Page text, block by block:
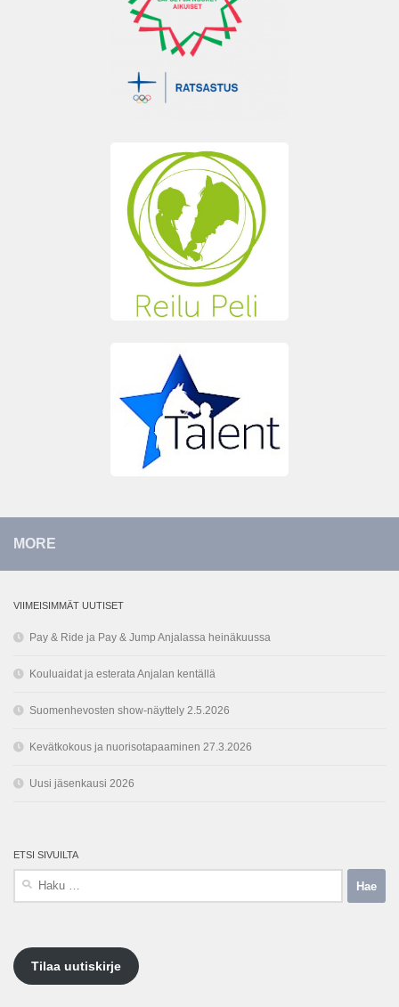
MORE
VIIMEISIMMÄT UUTISET
Pay & Ride ja Pay & Jump Anjalassa heinäkuussa
Kouluaidat ja esterata Anjalan kentällä
Suomenhevosten show-näyttely 2.5.2026
Kevätkokous ja nuorisotapaaminen 27.3.2026
Uusi jäsenkausi 2026
ETSI SIVUILTA
Tilaa uutiskirje